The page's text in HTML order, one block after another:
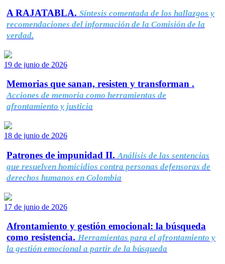
A RAJATABLA. Síntesis comentada de los hallazgos y
recomendaciones del información de la Comisión de la
verdad.
19 de junio de 2026
Memorias que sanan, resisten y transforman .
Acciones de memoria como herramientas de
afrontamiento y justicia
18 de junio de 2026
Patrones de impunidad II. Análisis de las sentencias
que resuelven homicidios contra personas defensoras de
derechos humanos en Colombia
17 de junio de 2026
Afrontamiento y gestión emocional: la búsqueda
como resistencia. Herramientas para el afrontamiento y
la gestión emocional a partir de la búsqueda